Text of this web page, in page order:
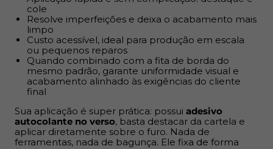
cole
Resolve imperfeições e deixa o acabamento mais
limpo
Custo acessível, ideal para produção em escala
ou pequenos reparos
Quando combinado com a fita de borda do
mesmo padrão, garante uniformidade visual e
acabamento alinhado às exigências do cliente
final
Sua aplicação é super prática: possui adesivo
autocolante no verso, basta destacar da cartela e
aplicar diretamente sobre o furo. Nada de
ferramentas, nada de bagunça. Ele fixa de forma